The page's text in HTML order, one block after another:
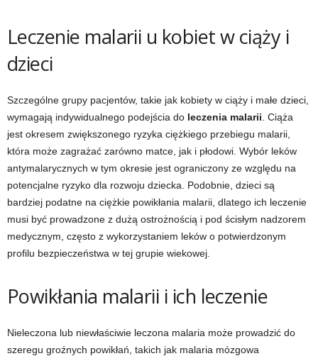
Leczenie malarii u kobiet w ciąży i
dzieci
Szczególne grupy pacjentów, takie jak kobiety w ciąży i małe dzieci,
wymagają indywidualnego podejścia do leczenia malarii . Ciąża
jest okresem zwiększonego ryzyka ciężkiego przebiegu malarii,
która może zagrażać zarówno matce, jak i płodowi. Wybór leków
antymalarycznych w tym okresie jest ograniczony ze względu na
potencjalne ryzyko dla rozwoju dziecka. Podobnie, dzieci są
bardziej podatne na ciężkie powikłania malarii, dlatego ich leczenie
musi być prowadzone z dużą ostrożnością i pod ścisłym nadzorem
medycznym, często z wykorzystaniem leków o potwierdzonym
profilu bezpieczeństwa w tej grupie wiekowej.
Powikłania malarii i ich leczenie
Nieleczona lub niewłaściwie leczona malaria może prowadzić do
szeregu groźnych powikłań, takich jak malaria mózgowa